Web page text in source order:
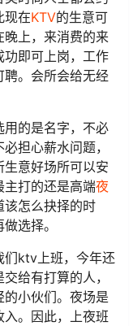
现在KTV的生意可
晚上，来消费的来
功即可上岗，工作
聘。会所会给无经
的是名字，不必
担心薪水问题，
意好场所可以安
主打的还是高端夜
该怎么抉择的时
选择。
们ktv上班，今年还
给有打算的人，
小伙们。夜场是
。因此，上夜班